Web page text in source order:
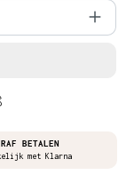
gewenste
BETALEN
met Klarna